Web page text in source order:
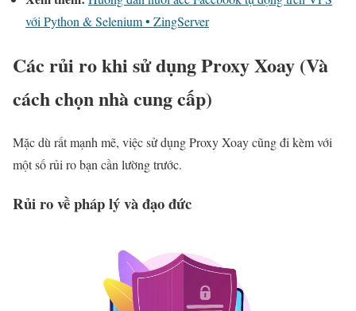
với Python & Selenium • ZingServer
Các rủi ro khi sử dụng Proxy Xoay (Và
cách chọn nhà cung cấp)
Mặc dù rất mạnh mẽ, việc sử dụng Proxy Xoay cũng đi kèm với
một số rủi ro bạn cần lường trước.
Rủi ro về pháp lý và đạo đức